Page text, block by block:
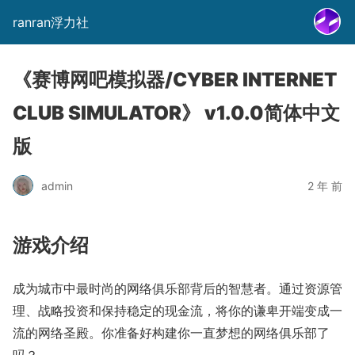
ranran浮力社
《赛博网吧模拟器/CYBER INTERNET
CLUB SIMULATOR》 v1.0.0简体中文
版
admin 2 年 前
游戏介绍
成为城市中最时尚的网络俱乐部背后的智慧者。通过资源管
理、战略投资和保持稳定的现金流，将你的谦卑开端变成一
流的网络圣殿。你准备好构建你一直梦想的网络俱乐部了